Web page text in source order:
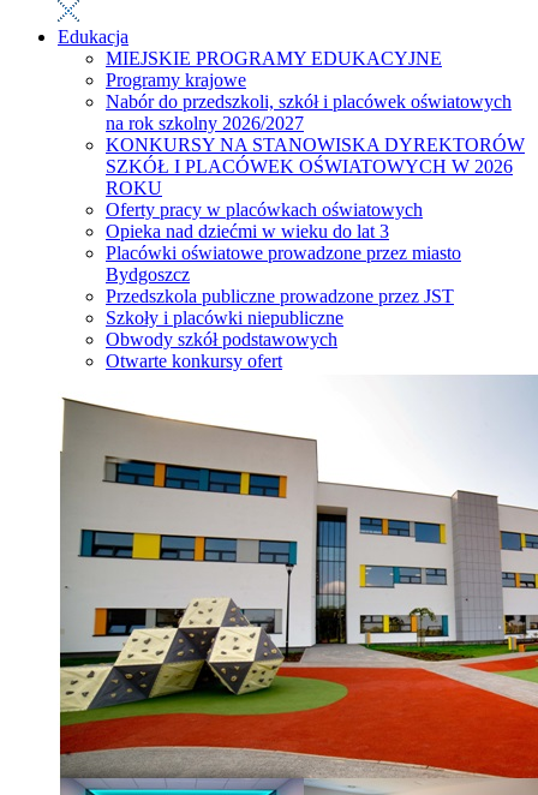
Edukacja
MIEJSKIE PROGRAMY EDUKACYJNE
Programy krajowe
Nabór do przedszkoli, szkół i placówek oświatowych
na rok szkolny 2026/2027
KONKURSY NA STANOWISKA DYREKTORÓW
SZKÓŁ I PLACÓWEK OŚWIATOWYCH W 2026
ROKU
Oferty pracy w placówkach oświatowych
Opieka nad dziećmi w wieku do lat 3
Placówki oświatowe prowadzone przez miasto
Bydgoszcz
Przedszkola publiczne prowadzone przez JST
Szkoły i placówki niepubliczne
Obwody szkół podstawowych
Otwarte konkursy ofert